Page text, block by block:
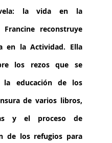
la vida en la
Francine reconstruye
en la Actividad. Ella
los rezos que se
la educación de los
de varios libros,
y el proceso de
de los refugios para